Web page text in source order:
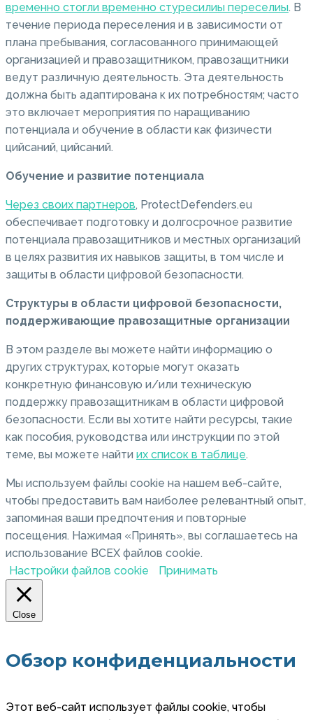
временно стогли временно стуресилиы переселиы. В
течение периода переселения и в зависимости от
плана пребывания, согласованного принимающей
организацией и правозащитником, правозащитники
ведут различную деятельность. Эта деятельность
должна быть адаптирована к их потребностям; часто
это включает мероприятия по наращиванию
потенциала и обучение в области как физичести
цийсаний, цийсаний.
Обучение и развитие потенциала
Через своих партнеров, ProtectDefenders.eu
обеспечивает подготовку и долгосрочное развитие
потенциала правозащитников и местных организаций
в целях развития их навыков защиты, в том числе и
защиты в области цифровой безопасности.
Структуры в области цифровой безопасности,
поддерживающие правозащитные организации
В этом разделе вы можете найти информацию о
других структурах, которые могут оказать
конкретную финансовую и/или техническую
поддержку правозащитникам в области цифровой
безопасности. Если вы хотите найти ресурсы, такие
как пособия, руководства или инструкции по этой
теме, вы можете найти их список в таблице.
Мы используем файлы cookie на нашем веб-сайте,
чтобы предоставить вам наиболее релевантный опыт,
запоминая ваши предпочтения и повторные
посещения. Нажимая «Принять», вы соглашаетесь на
использование ВСЕХ файлов cookie.
Настройки файлов cookie
Принимать
Close
Обзор конфиденциальности
Этот веб-сайт использует файлы cookie, чтобы